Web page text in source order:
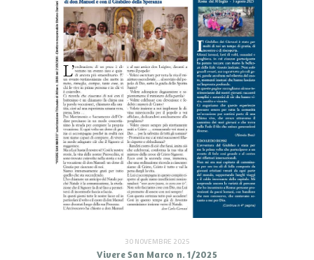
30 NOVEMBRE 2025
Vivere San Marco n. 1/2025